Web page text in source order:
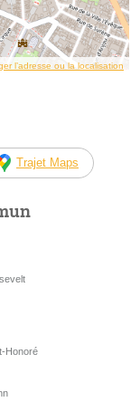
l’adresse ou la localisation
Trajet Maps
Honoré